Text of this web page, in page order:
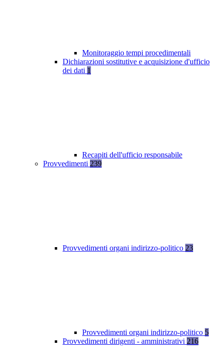
Monitoraggio tempi procedimentali
Dichiarazioni sostitutive e acquisizione d'ufficio
dei dati 1
Recapiti dell'ufficio responsabile
Provvedimenti 239
Provvedimenti organi indirizzo-politico 23
Provvedimenti organi indirizzo-politico 5
Provvedimenti dirigenti - amministrativi 216